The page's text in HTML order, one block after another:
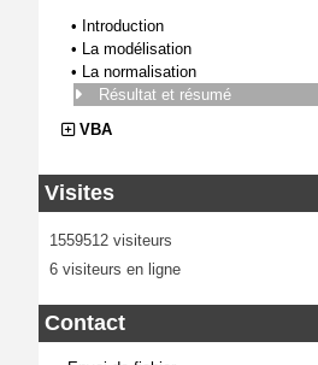
• Introduction
• La modélisation
• La normalisation
Résultat et résumé
VBA
Visites
1559512 visiteurs
6 visiteurs en ligne
Contact